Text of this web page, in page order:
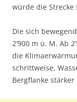
würde die
Die sich
2’900 m ü. M. Ab
die
schrittweise,
Bergflanke